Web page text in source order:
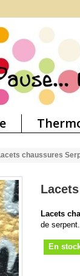
chaussures
Lacets
de serpent.
En